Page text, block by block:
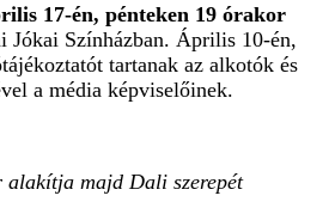
17-én, pénteken 19 órakor
Jókai Színházban. Április 10-én,
tartanak az alkotók és
a média képviselőinek.
alakítja majd Dali szerepét